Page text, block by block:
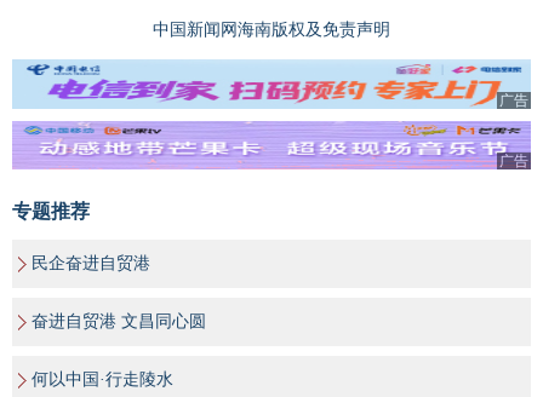
中国新闻网海南版权及免责声明
广告
广告
专题推荐
民企奋进自贸港
奋进自贸港 文昌同心圆
何以中国·行走陵水